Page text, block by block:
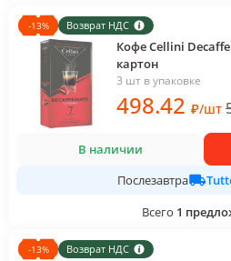
-13% Возврат НДС
Кофе Cellini
картон
3 шт в упаковке
498.42 ₽/шт
В наличии
Послезавтра
Всего 1
-13% Возврат НДС